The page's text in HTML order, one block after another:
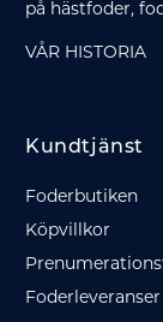
på hästfoder,
VÅR HISTORIA
Kundtjänst
Foderbutiken
Köpvillkor
Foderleveranser